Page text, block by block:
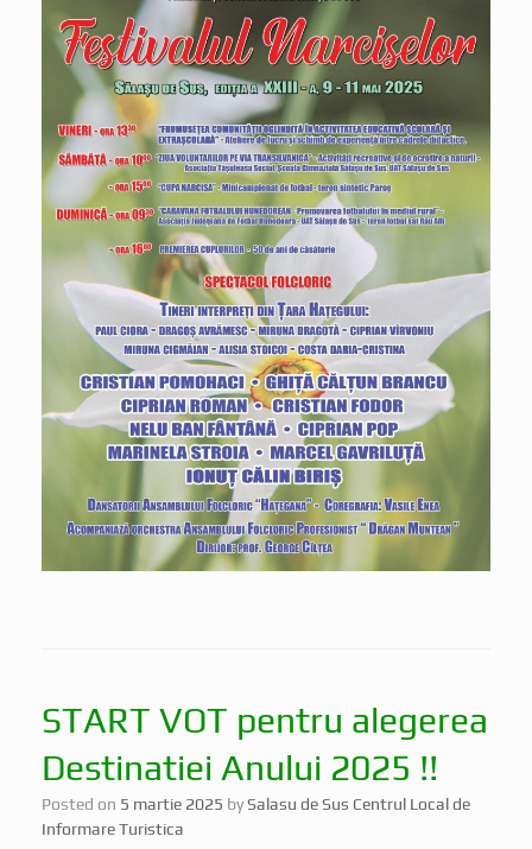
START VOT pentru alegerea
Destinatiei Anului 2025 !!
Posted on5 martie 2025bySalasu de Sus Centrul Local de
Informare Turistica